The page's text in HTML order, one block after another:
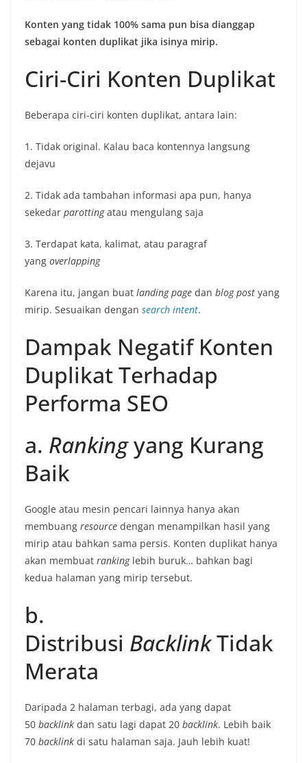
Konten yang tidak 100% sama pun bisa dianggap
sebagai konten duplikat jika isinya mirip.
Ciri-Ciri Konten Duplikat
Beberapa ciri-ciri konten duplikat, antara lain:
1. Tidak original. Kalau baca kontennya langsung
dejavu
2. Tidak ada tambahan informasi apa pun, hanya
sekedar parottingatau mengulang saja
3. Terdapat kata, kalimat, atau paragraf
yang overlapping
Karena itu, jangan buat landing page dan blog post yang
mirip. Sesuaikan dengan search intent.
Dampak Negatif Konten
Duplikat Terhadap
Performa SEO
a. Rankingyang Kurang
Baik
Google atau mesin pencari lainnya hanya akan
membuang resource dengan menampilkan hasil yang
mirip atau bahkan sama persis. Konten duplikat hanya
akan membuat ranking lebih buruk… bahkan bagi
kedua halaman yang mirip tersebut.
b.
Distribusi BacklinkTidak
Merata
Daripada 2 halaman terbagi, ada yang dapat
50 backlink dan satu lagi dapat 20 backlink. Lebih baik
70 backlink di satu halaman saja. Jauh lebih kuat!